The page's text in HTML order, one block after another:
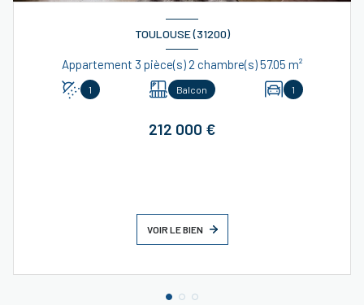
TOULOUSE (31200)
Appartement 3 pièce(s) 2 chambre(s) 57.05 m²
1 Balcon 1
212 000 €
VOIR LE BIEN